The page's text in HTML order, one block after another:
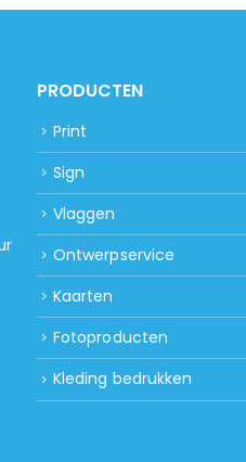
PRODUCTEN
Print
Sign
Vlaggen
Ontwerpservice
Kaarten
Fotoproducten
Kleding bedrukken